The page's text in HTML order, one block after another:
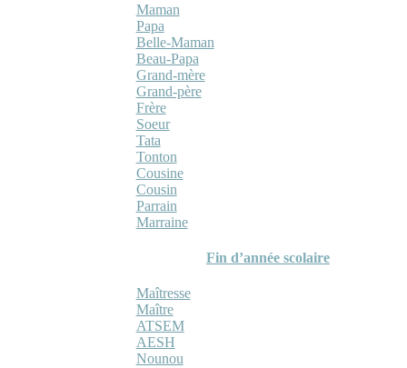
Maman
Papa
Belle-Maman
Beau-Papa
Grand-mère
Grand-père
Frère
Soeur
Tata
Tonton
Cousine
Cousin
Parrain
Marraine
Fin d’année scolaire
Maîtresse
Maître
ATSEM
AESH
Nounou